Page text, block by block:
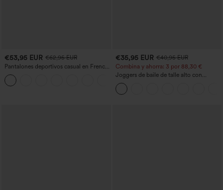
€53,95 EUR €62,95 EUR
Pantalones deportivos casual en French
terry con estampado denim, tiro medio,
estilo jeans y bolsillos
€35,95 EUR €40,95 EUR
Combina y ahorra: 3 por 88,30 €
Joggers de baile de talle alto con
cordón, fruncidos, corte cónico, secado
rápido, tacto fresco y bolsillos - UPF40+